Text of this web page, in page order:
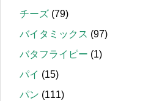
チーズ (79)
バイタミックス (97)
バタフライピー (1)
パイ (15)
パン (111)